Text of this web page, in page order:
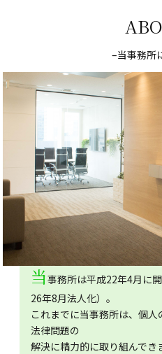
–当事務所
当事務所は平成22年4月に
26年8月法人化）。
これまでに当事務所は、個
法律問題の
解決に精力的に取り組んでき